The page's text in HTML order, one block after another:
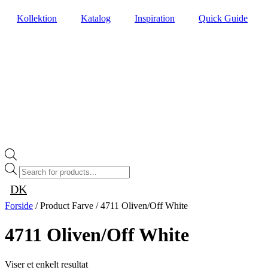
Kollektion Katalog Inspiration Quick Guide
Products
search
DK
Forside / Product Farve / 4711 Oliven/Off White
4711 Oliven/Off White
Viser et enkelt resultat